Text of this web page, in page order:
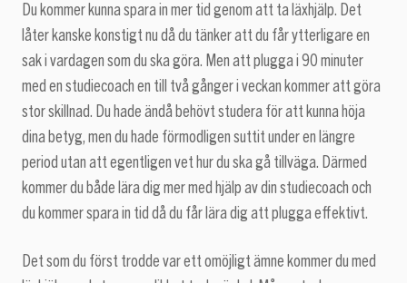
Du kommer kunna spara in mer tid genom att ta läxhjälp. Det
låter kanske konstigt nu då du tänker att du får ytterligare en
sak i vardagen som du ska göra. Men att plugga i 90 minuter
med en studiecoach en till två gånger i veckan kommer att göra
stor skillnad. Du hade ändå behövt studera för att kunna höja
dina betyg, men du hade förmodligen suttit under en längre
period utan att egentligen vet hur du ska gå tillväga. Därmed
kommer du både lära dig mer med hjälp av din studiecoach och
du kommer spara in tid då du får lära dig att plugga effektivt.
Det som du först trodde var ett omöjligt ämne kommer du med